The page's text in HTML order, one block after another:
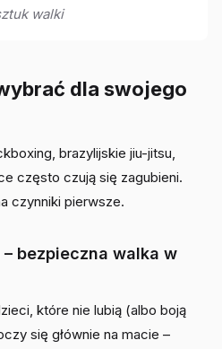
walki
dla swojego
brazylijskie jiu-jitsu,
często czują się zagubieni.
czynniki pierwsze.
bezpieczna walka w
które nie lubią (albo boją
się głównie na macie –